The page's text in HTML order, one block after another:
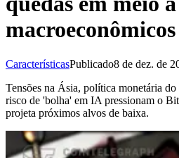
macroeconômicos
CaracterísticasPublicado8 de dez. de
Tensões na Ásia, política monetária
risco de 'bolha' em IA pressionam o
projeta próximos alvos de baixa.